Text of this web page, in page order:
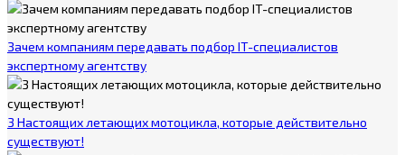
Зачем компаниям передавать подбор IT-специалистов
экспертному агентству
3 Настоящих летающих мотоцикла, которые действительно
существуют!